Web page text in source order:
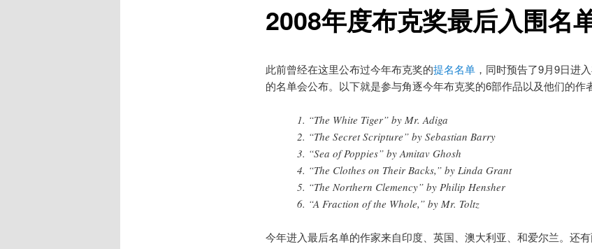
2008年度布克奖最后入围名
此前曾经在这里公布过今年布克奖的提名名单，同时预告了9月9日进
的名单会公布。以下就是参与角逐今年布克奖的6部作品以及他们的作
1. “The White Tiger” by Mr. Adiga
2. “The Secret Scripture” by Sebastian Barry
3. “Sea of Poppies” by Amitav Ghosh
4. “The Clothes on Their Backs,” by Linda Grant
5. “The Northern Clemency” by Philip Hensher
6. “A Fraction of the Whole,” by Mr. Toltz
今年进入最后名单的作家来自印度、英国、澳大利亚、和爱尔兰。还